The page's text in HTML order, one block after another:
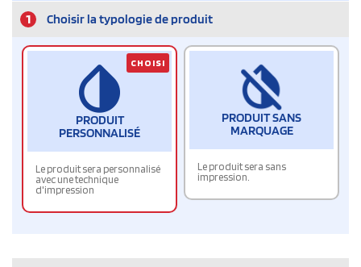
1 Choisir la typologie de produit
PRODUIT
PERSONNALISÉ
Le produit sera personnalisé
avec une technique
d'impression
CHOISI
PRODUIT SANS
MARQUAGE
Le produit sera sans
impression.